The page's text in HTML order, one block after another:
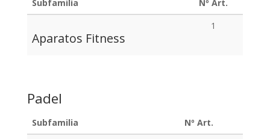
Subfamilia Nº Art.
Aparatos Fitness
1
Padel
Subfamilia Nº Art.